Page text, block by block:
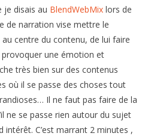
je disais au BlendWebMix lors de
de narration vise mettre le
centre du contenu, de lui faire
une émotion et
très bien sur des contenus
où il se passe des choses tout
Il ne faut pas faire de la
ne se passe rien autour du sujet
intérêt. C’est marrant 2 minutes ,